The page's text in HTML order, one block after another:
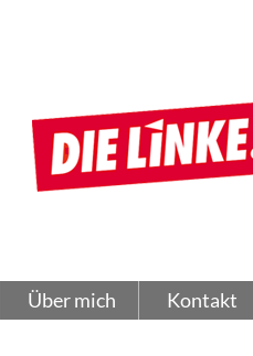
Über mich Kontakt